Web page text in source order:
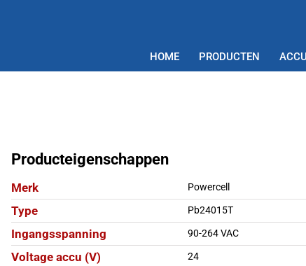
HOME PRODUCTEN
Producteigenschappen
Merk Powercell
Type Pb24015T
Ingangsspanning 90-264 VAC
Voltage accu (V) 24